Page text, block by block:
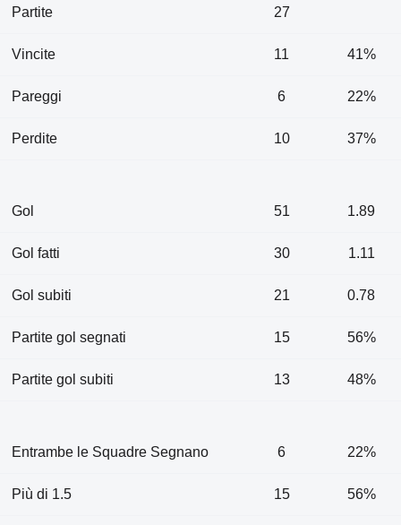
Partite 27
Vincite 11 41%
Pareggi 6 22%
Perdite 10 37%
Gol 51 1.89
Gol fatti 30 1.11
Gol subiti 21 0.78
Partite gol segnati 15 56%
Partite gol subiti 13 48%
Entrambe le Squadre Segnano 6 22%
Più di 1.5 15 56%